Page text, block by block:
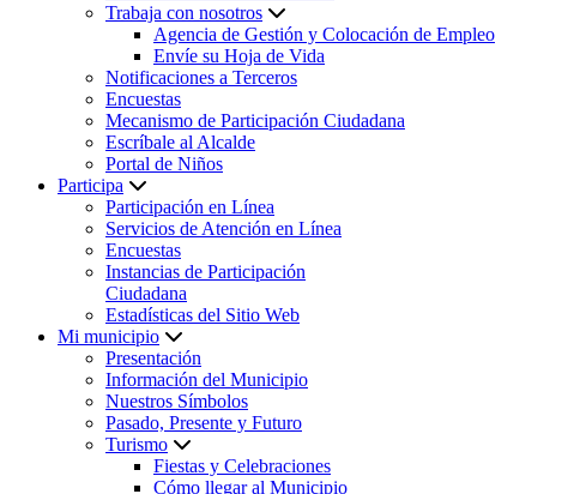
Trabaja con nosotros
Agencia de Gestión y Colocación de Empleo
Envíe su Hoja de Vida
Notificaciones a Terceros
Encuestas
Mecanismo de Participación Ciudadana
Escríbale al Alcalde
Portal de Niños
Participa
Participación en Línea
Servicios de Atención en Línea
Encuestas
Instancias de Participación
Ciudadana
Estadísticas del Sitio Web
Mi municipio
Presentación
Información del Municipio
Nuestros Símbolos
Pasado, Presente y Futuro
Turismo
Fiestas y Celebraciones
Cómo llegar al Municipio